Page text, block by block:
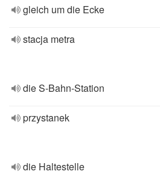
gleich um die Ecke
stacja metra
die S-Bahn-Station
przystanek
die Haltestelle